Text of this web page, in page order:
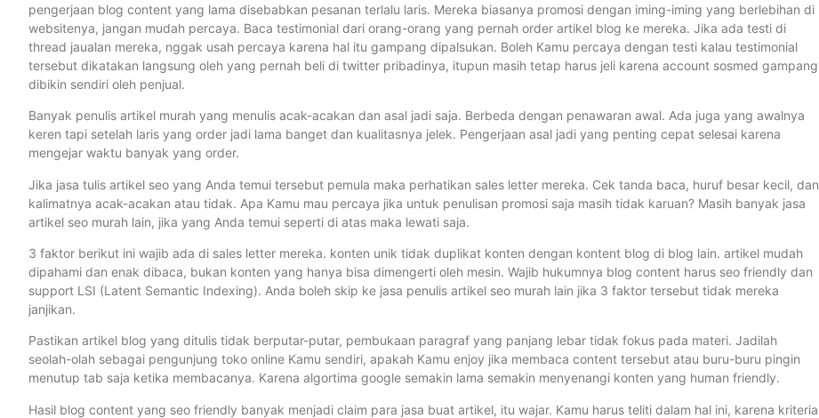
pengerjaan blog content yang lama disebabkan pesanan terlalu laris. Mereka biasanya promosi dengan iming-iming yang berlebihan di
websitenya, jangan mudah percaya. Baca testimonial dari orang-orang yang pernah order artikel blog ke mereka. Jika ada testi di
thread jaualan mereka, nggak usah percaya karena hal itu gampang dipalsukan. Boleh Kamu percaya dengan testi kalau testimonial
tersebut dikatakan langsung oleh yang pernah beli di twitter pribadinya, itupun masih tetap harus jeli karena account sosmed gampang
dibikin sendiri oleh penjual.
Banyak penulis artikel murah yang menulis acak-acakan dan asal jadi saja. Berbeda dengan penawaran awal. Ada juga yang awalnya
keren tapi setelah laris yang order jadi lama banget dan kualitasnya jelek. Pengerjaan asal jadi yang penting cepat selesai karena
mengejar waktu banyak yang order.
Jika jasa tulis artikel seo yang Anda temui tersebut pemula maka perhatikan sales letter mereka. Cek tanda baca, huruf besar kecil, dan
kalimatnya acak-acakan atau tidak. Apa Kamu mau percaya jika untuk penulisan promosi saja masih tidak karuan? Masih banyak jasa
artikel seo murah lain, jika yang Anda temui seperti di atas maka lewati saja.
3 faktor berikut ini wajib ada di sales letter mereka. konten unik tidak duplikat konten dengan kontent blog di blog lain. artikel mudah
dipahami dan enak dibaca, bukan konten yang hanya bisa dimengerti oleh mesin. Wajib hukumnya blog content harus seo friendly dan
support LSI (Latent Semantic Indexing). Anda boleh skip ke jasa penulis artikel seo murah lain jika 3 faktor tersebut tidak mereka
janjikan.
Pastikan artikel blog yang ditulis tidak berputar-putar, pembukaan paragraf yang panjang lebar tidak fokus pada materi. Jadilah
seolah-olah sebagai pengunjung toko online Kamu sendiri, apakah Kamu enjoy jika membaca content tersebut atau buru-buru pingin
menutup tab saja ketika membacanya. Karena algortima google semakin lama semakin menyenangi konten yang human friendly.
Hasil blog content yang seo friendly banyak menjadi claim para jasa buat artikel, itu wajar. Kamu harus teliti dalam hal ini, karena kriteria